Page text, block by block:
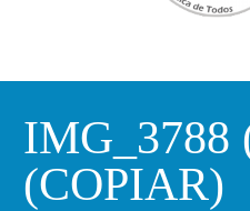
IMG_3788
(COPIAR)